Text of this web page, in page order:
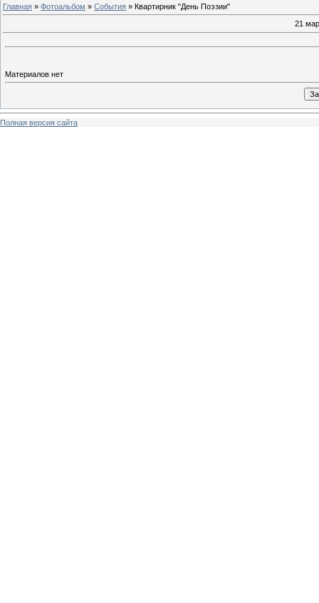
Главная » Фотоальбом » События » Квартирник "День Поэзии"
21
Материалов нет
Полная версия сайта